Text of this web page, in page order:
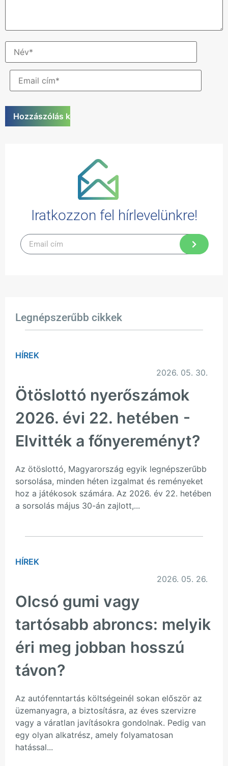
Iratkozzon fel hírlevelünkre!
Legnépszerűbb cikkek
HÍREK
2026. 05. 30.
Ötöslottó nyerőszámok
2026. évi 22. hetében -
Elvitték a főnyereményt?
Az ötöslottó, Magyarország egyik legnépszerűbb
sorsolása, minden héten izgalmat és reményeket
hoz a játékosok számára. Az 2026. év 22. hetében
a sorsolás május 30-án zajlott,...
HÍREK
2026. 05. 26.
Olcsó gumi vagy
tartósabb abroncs: melyik
éri meg jobban hosszú
távon?
Az autófenntartás költségeinél sokan először az
üzemanyagra, a biztosításra, az éves szervizre
vagy a váratlan javításokra gondolnak. Pedig van
egy olyan alkatrész, amely folyamatosan
hatással...